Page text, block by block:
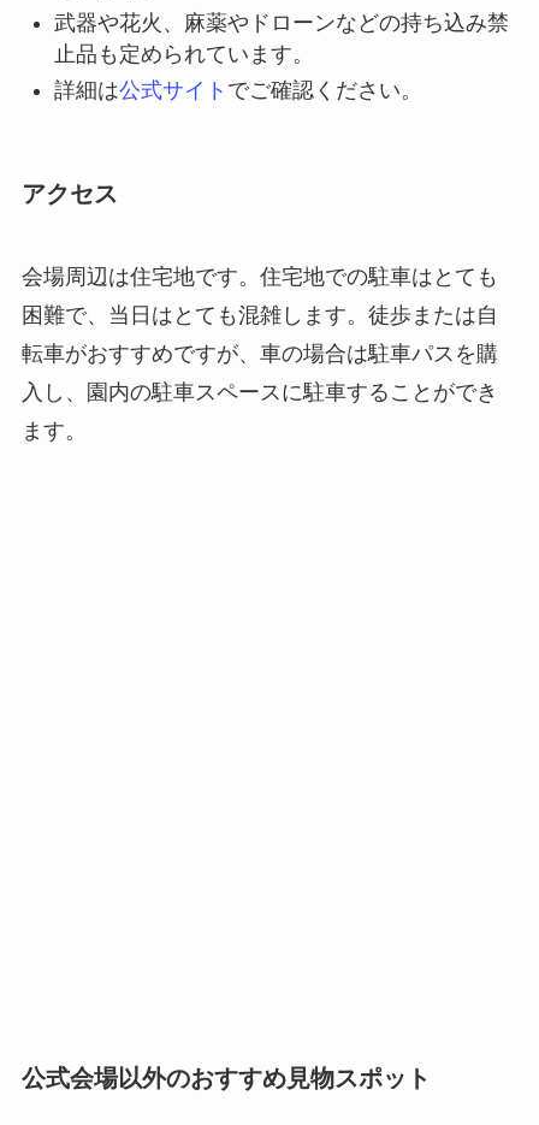
武器や花火、麻薬やドローンなどの持ち込み禁
止品も定められています。
詳細は公式サイト でご確認ください。
アクセス
会場周辺は住宅地です。住宅地での駐車はとても
困難で、当日はとても混雑します。徒歩または自
転車がおすすめですが、車の場合は駐車パスを購
入し、園内の駐車スペースに駐車することができ
ます。
公式会場以外のおすすめ見物スポット